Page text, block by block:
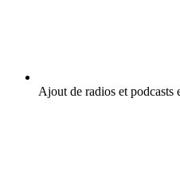
Ajout de radios et podcasts